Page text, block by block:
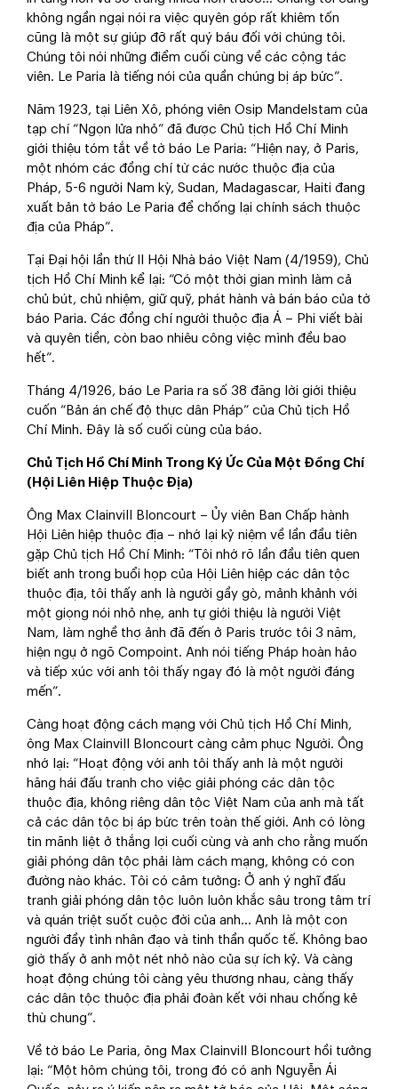
không ngần ngại nói ra việc quyên góp rất khiêm tốn
cũng là một sự giúp đỡ rất quý báu đối với chúng tôi.
Chúng tôi nói những điểm cuối cùng về các cộng tác
viên. Le Paria là tiếng nói của quần chúng bị áp bức”.
Năm 1923, tại Liên Xô, phóng viên Osip Mandelstam của
tạp chí “Ngọn lửa nhỏ” đã được Chủ tịch Hồ Chí Minh
giới thiệu tóm tắt về tờ báo Le Paria: “Hiện nay, ở Paris,
một nhóm các đồng chí từ các nước thuộc địa của
Pháp, 5-6 người Nam kỳ, Sudan, Madagascar, Haiti đang
xuất bản tờ báo Le Paria để chống lại chính sách thuộc
địa của Pháp”.
Tại Đại hội lần thứ II Hội Nhà báo Việt Nam (4/1959), Chủ
tịch Hồ Chí Minh kể lại: “Có một thời gian mình làm cả
chủ bút, chủ nhiệm, giữ quỹ, phát hành và bán báo của tờ
báo Paria. Các đồng chí người thuộc địa Á – Phi viết bài
và quyên tiền, còn bao nhiêu công việc mình đều bao
hết”.
Tháng 4/1926, báo Le Paria ra số 38 đăng lời giới thiệu
cuốn “Bản án chế độ thực dân Pháp” của Chủ tịch Hồ
Chí Minh. Đây là số cuối cùng của báo.
Chủ Tịch Hồ Chí Minh Trong Ký Ức Của Một Đồng Chí
(Hội Liên Hiệp Thuộc Địa)
Ông Max Clainvill Bloncourt – Ủy viên Ban Chấp hành
Hội Liên hiệp thuộc địa – nhớ lại kỷ niệm về lần đầu tiên
gặp Chủ tịch Hồ Chí Minh: “Tôi nhớ rõ lần đầu tiên quen
biết anh trong buổi họp của Hội Liên hiệp các dân tộc
thuộc địa, tôi thấy anh là người gầy gò, mảnh khảnh với
một giọng nói nhỏ nhẹ, anh tự giới thiệu là người Việt
Nam, làm nghề thợ ảnh đã đến ở Paris trước tôi 3 năm,
hiện ngụ ở ngõ Compoint. Anh nói tiếng Pháp hoàn hảo
và tiếp xúc với anh tôi thấy ngay đó là một người đáng
mến”.
Càng hoạt động cách mạng với Chủ tịch Hồ Chí Minh,
ông Max Clainvill Bloncourt càng cảm phục Người. Ông
nhớ lại: “Hoạt động với anh tôi thấy anh là một người
hăng hái đấu tranh cho việc giải phóng các dân tộc
thuộc địa, không riêng dân tộc Việt Nam của anh mà tất
cả các dân tộc bị áp bức trên toàn thế giới. Anh có lòng
tin mãnh liệt ở thắng lợi cuối cùng và anh cho rằng muốn
giải phóng dân tộc phải làm cách mạng, không có con
đường nào khác. Tôi có cảm tưởng: Ở anh ý nghĩ đấu
tranh giải phóng dân tộc luôn luôn khắc sâu trong tâm trí
và quán triệt suốt cuộc đời của anh… Anh là một con
người đầy tình nhân đạo và tinh thần quốc tế. Không bao
giờ thấy ở anh một nét nhỏ nào của sự ích kỷ. Và càng
hoạt động chúng tôi càng yêu thương nhau, càng thấy
các dân tộc thuộc địa phải đoàn kết với nhau chống kẻ
thù chung”.
Về tờ báo Le Paria, ông Max Clainvill Bloncourt hồi tưởng
lại: “Một hôm chúng tôi, trong đó có anh Nguyễn Ái